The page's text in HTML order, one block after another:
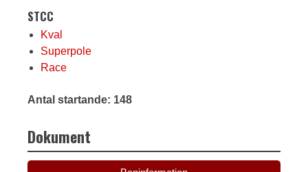
STCC
Kval
Superpole
Race
Antal startande: 148
Dokument